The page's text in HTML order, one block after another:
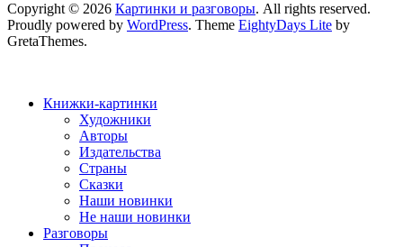
Copyright © 2026 Картинки и разговоры. All rights reserved.
Proudly powered by WordPress. Theme EightyDays Lite by
GretaThemes.
Книжки-картинки
Художники
Авторы
Издательства
Страны
Сказки
Наши новинки
Не наши новинки
Разговоры